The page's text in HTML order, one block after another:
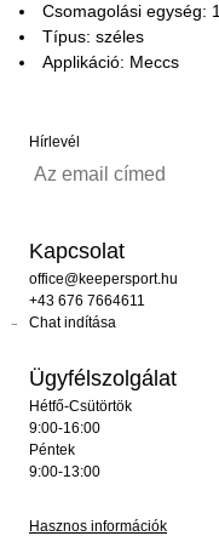
Csomagolási egység: 1
Típus: széles
Applikáció: Meccs
Hírlevél
Kapcsolat
office@keepersport.hu
+43 676 7664611
Chat indítása
Ügyfélszolgálat
Hétfő-Csütörtök
9:00-16:00
Péntek
9:00-13:00
Hasznos információk